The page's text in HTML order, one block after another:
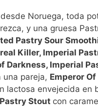
Noruega, toda
y una gruesa
Pastry Sour
Killer, Imperial
Darkness, Imperial
una pareja, Emperor Of
lactosa envejecida
Stout con